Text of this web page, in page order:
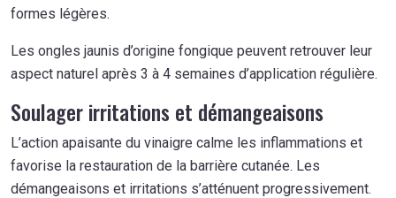
formes légères.
Les ongles jaunis d’origine fongique peuvent retrouver leur
aspect naturel après 3 à 4 semaines d’application régulière.
Soulager irritations et démangeaisons
L’action apaisante du vinaigre calme les inflammations et
favorise la restauration de la barrière cutanée. Les
démangeaisons et irritations s’atténuent progressivement.